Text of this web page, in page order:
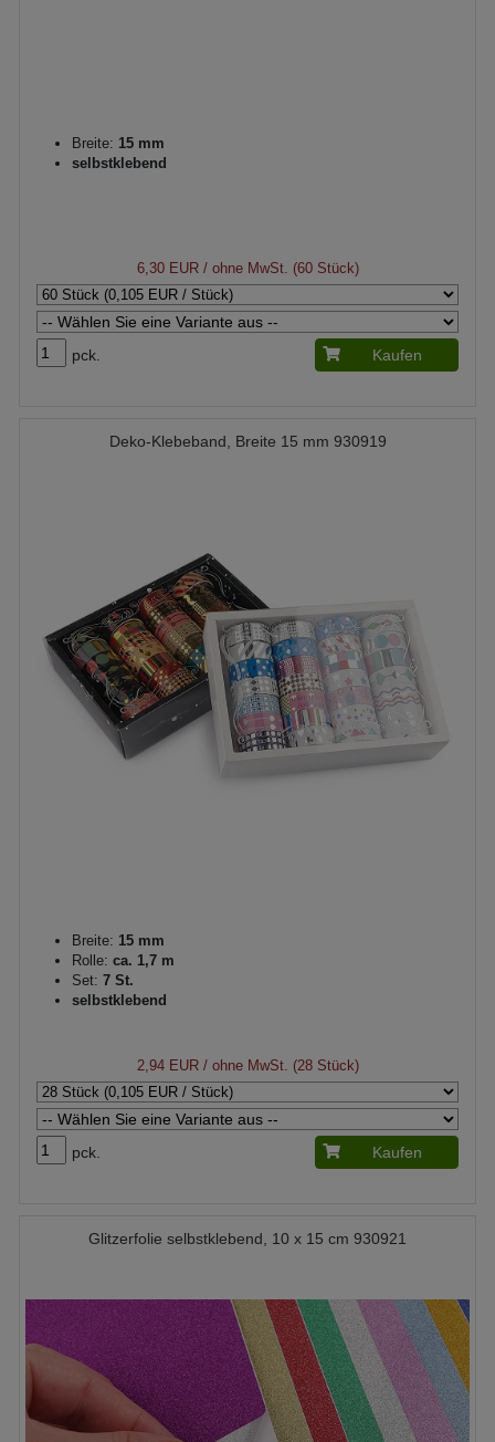
Breite: 15 mm
selbstklebend
6,30 EUR/ ohne MwSt. (60 Stück)
pck. Kaufen
Deko-Klebeband, Breite 15 mm 930919
Breite: 15 mm
Rolle: ca. 1,7 m
Set: 7 St.
selbstklebend
2,94 EUR/ ohne MwSt. (28 Stück)
pck. Kaufen
Glitzerfolie selbstklebend, 10 x 15 cm 930921